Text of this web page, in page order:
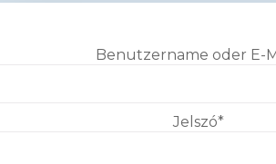
Benutzername oder E-
Jelszó*